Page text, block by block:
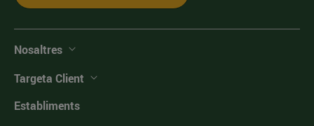
Nosaltres
Targeta Client
Establiments